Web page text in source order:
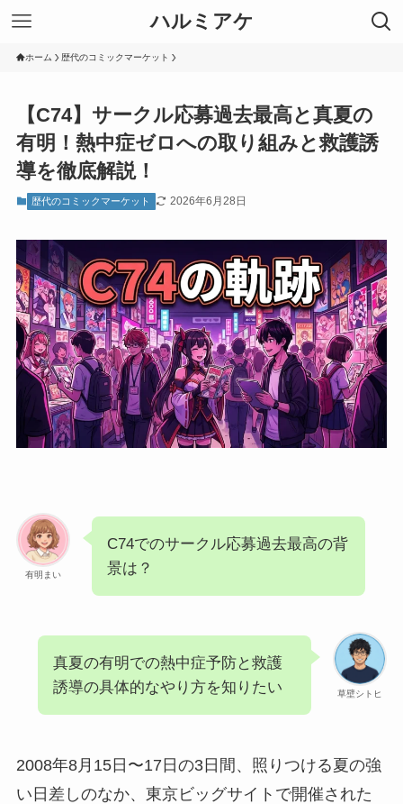
ハルミアケ
ホーム 歴代のコミックマーケット
【C74】サークル応募過去最高と真夏の
有明！熱中症ゼロへの取り組みと救護誘
導を徹底解説！
歴代のコミックマーケット 2026年6月28日
有明まい
C74でのサークル応募過去最高の背
景は？
草壁シトヒ
真夏の有明での熱中症予防と救護
誘導の具体的なやり方を知りたい
2008年8月15日〜17日の3日間、照りつける夏の強
い日差しのなか、東京ビッグサイトで開催された